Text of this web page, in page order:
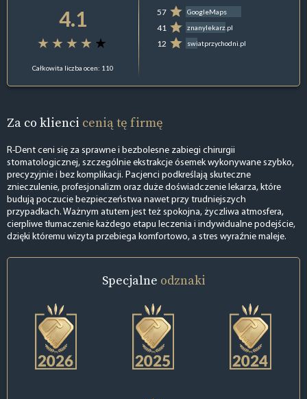
4.1
Całkowita liczba ocen: 110
57 GoogleMaps
41 znanylekarz.pl
12 swiatprzychodni.pl
Za co klienci cenią tę firmę
R-Dent ceni się za sprawne i bezbolesne zabiegi chirurgii
stomatologicznej, szczególnie ekstrakcje ósemek wykonywane szybko,
precyzyjnie i bez komplikacji. Pacjenci podkreślają skuteczne
znieczulenie, profesjonalizm oraz duże doświadczenie lekarza, które
budują poczucie bezpieczeństwa nawet przy trudniejszych
przypadkach. Ważnym atutem jest też spokojna, życzliwa atmosfera,
cierpliwe tłumaczenie każdego etapu leczenia i indywidualne podejście,
dzięki któremu wizyta przebiega komfortowo, a stres wyraźnie maleje.
Specjalne odznaki